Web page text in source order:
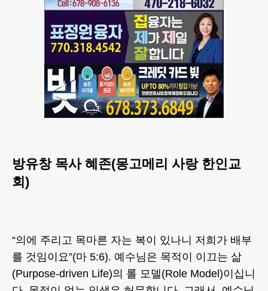
방유창 목사 혜존(몽고메리 사랑 한인교
회)
“의에 주리고 목마른 자는 복이 있나니 저희가 배부
를 것임이요”(마 5:6). 예수님은 목적이 이끄는 삶
(Purpose-driven Life)의 롤 모델(Role Model)이십니